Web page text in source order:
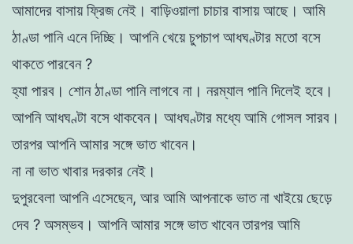
আমাদের বাসায়ফ্রিজনেই । বাড়িওয়ালা চাচার বাসায়আছে । আমি
ঠাণ্ডা পানিএনেদিচ্ছি। আপনিখেয়েচুপচাপআধঘণ্টার মতাে বসে
থাকতেপারবেন?
হ্যা পারব । শােন ঠাণ্ডা পানিলাগবে না । নরম্যাল পানিদিলেই হবে ।
আপনিআধঘণ্টা বসে থাকবেন। আধঘণ্টার মধ্যেআমি গােসল সারব ।
তারপর আপনিআমার সঙ্গেভাতখাবেন।
না না ভাত খাবারদরকার নেই ।
দুপুরবেলা আপনিএসেছেন, আর আমি আপনাকে ভাতনা খাইয়েছেড়ে
দেব ? অসম্ভব । আপনিআমার সঙ্গেভাতখাবেনতারপর আমি